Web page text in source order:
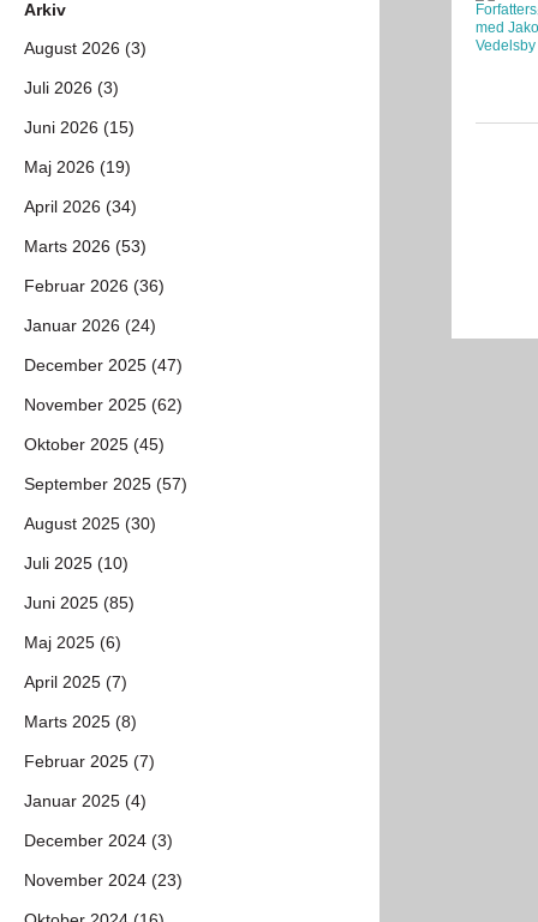
Arkiv
August 2026 (3)
Juli 2026 (3)
Juni 2026 (15)
Maj 2026 (19)
April 2026 (34)
Marts 2026 (53)
Februar 2026 (36)
Januar 2026 (24)
December 2025 (47)
November 2025 (62)
Oktober 2025 (45)
September 2025 (57)
August 2025 (30)
Juli 2025 (10)
Juni 2025 (85)
Maj 2025 (6)
April 2025 (7)
Marts 2025 (8)
Februar 2025 (7)
Januar 2025 (4)
December 2024 (3)
November 2024 (23)